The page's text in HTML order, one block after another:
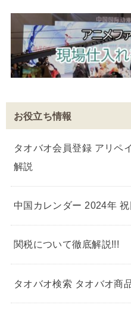
お役立ち情報
タオバオ会員登録 アリペ
解説
中国カレンダー 2024年
関税について徹底解説!!!
タオバオ検索 タオバオ商